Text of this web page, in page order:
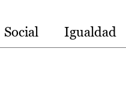
Social Igualdad